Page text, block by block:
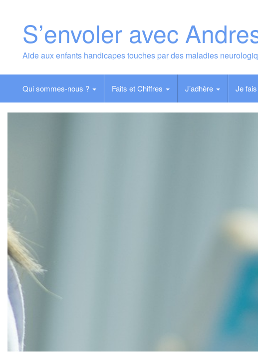
S’envoler avec
Aide aux enfants handicapes touches par des maladies
Qui sommes-nous ? Faits et Chiffres J’adhère Je